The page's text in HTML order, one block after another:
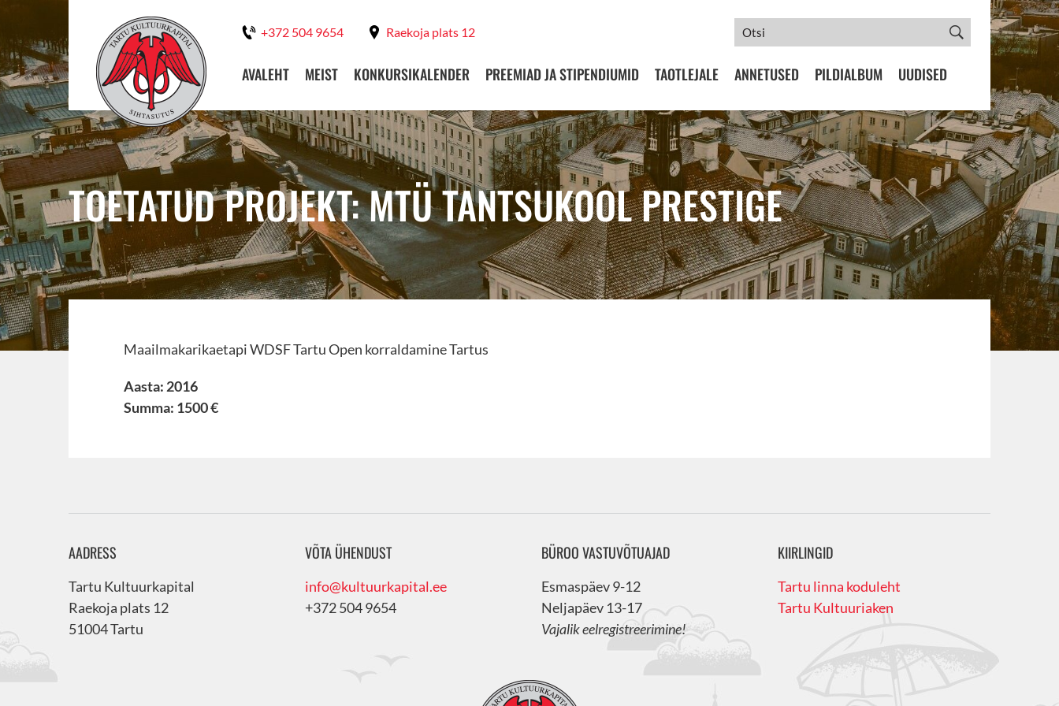
+372 504 9654 Raekoja plats 12
AVALEHT MEIST KONKURSIKALENDER PREEMIAD JA STIPENDIUMID TAOTLEJALE ANNETUSED PILDIALBUM UUDISED
TOETATUD PROJEKT: MTÜ TANTSUKOOL PRESTIGE
Maailmakarikaetapi WDSF Tartu Open korraldamine Tartus
Aasta: 2016
Summa: 1500 €
AADRESS
Tartu Kultuurkapital
Raekoja plats 12
51004 Tartu
VÕTA ÜHENDUST
info@kultuurkapital.ee
+372 504 9654
BÜROO VASTUVÕTUAJAD
Esmaspäev 9-12
Neljapäev 13-17
Vajalik eelregistreerimine!
KIIRLINGID
Tartu linna koduleht
Tartu Kultuuriaken